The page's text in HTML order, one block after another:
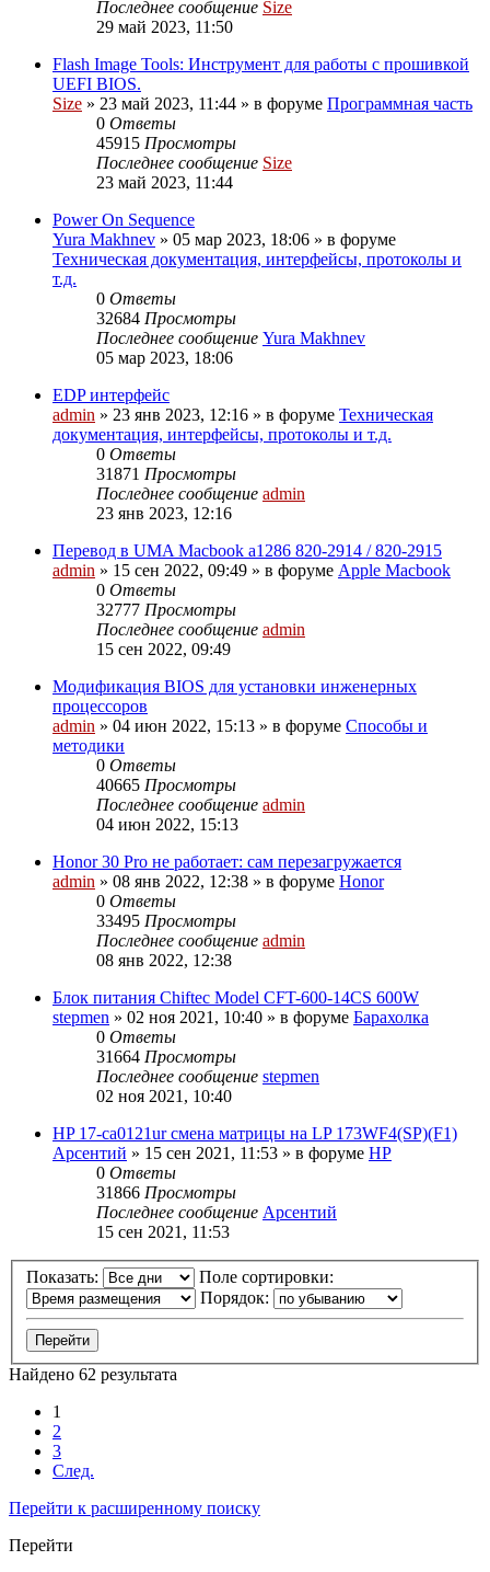
Последнее сообщение Size
29 май 2023, 11:50
Flash Image Tools: Инструмент для работы с прошивкой
UEFI BIOS.
Size » 23 май 2023, 11:44 » в форуме Программная часть
0 Ответы
45915 Просмотры
Последнее сообщение Size
23 май 2023, 11:44
Power On Sequence
Yura Makhnev » 05 мар 2023, 18:06 » в форуме
Техническая документация, интерфейсы, протоколы и
т.д.
0 Ответы
32684 Просмотры
Последнее сообщение Yura Makhnev
05 мар 2023, 18:06
EDP интерфейс
admin » 23 янв 2023, 12:16 » в форуме Техническая
документация, интерфейсы, протоколы и т.д.
0 Ответы
31871 Просмотры
Последнее сообщение admin
23 янв 2023, 12:16
Перевод в UMA Macbook a1286 820-2914 / 820-2915
admin » 15 сен 2022, 09:49 » в форуме Apple Macbook
0 Ответы
32777 Просмотры
Последнее сообщение admin
15 сен 2022, 09:49
Модификация BIOS для установки инженерных
процессоров
admin » 04 июн 2022, 15:13 » в форуме Способы и
методики
0 Ответы
40665 Просмотры
Последнее сообщение admin
04 июн 2022, 15:13
Honor 30 Pro не работает: сам перезагружается
admin » 08 янв 2022, 12:38 » в форуме Honor
0 Ответы
33495 Просмотры
Последнее сообщение admin
08 янв 2022, 12:38
Блок питания Chiftec Model CFT-600-14CS 600W
stepmen » 02 ноя 2021, 10:40 » в форуме Барахолка
0 Ответы
31664 Просмотры
Последнее сообщение stepmen
02 ноя 2021, 10:40
HP 17-ca0121ur смена матрицы на LP 173WF4(SP)(F1)
Арсентий » 15 сен 2021, 11:53 » в форуме HP
0 Ответы
31866 Просмотры
Последнее сообщение Арсентий
15 сен 2021, 11:53
Показать:
Поле сортировки:
Порядок:
Найдено 62 результата
1
2
3
След.
Перейти к расширенному поиску
Перейти